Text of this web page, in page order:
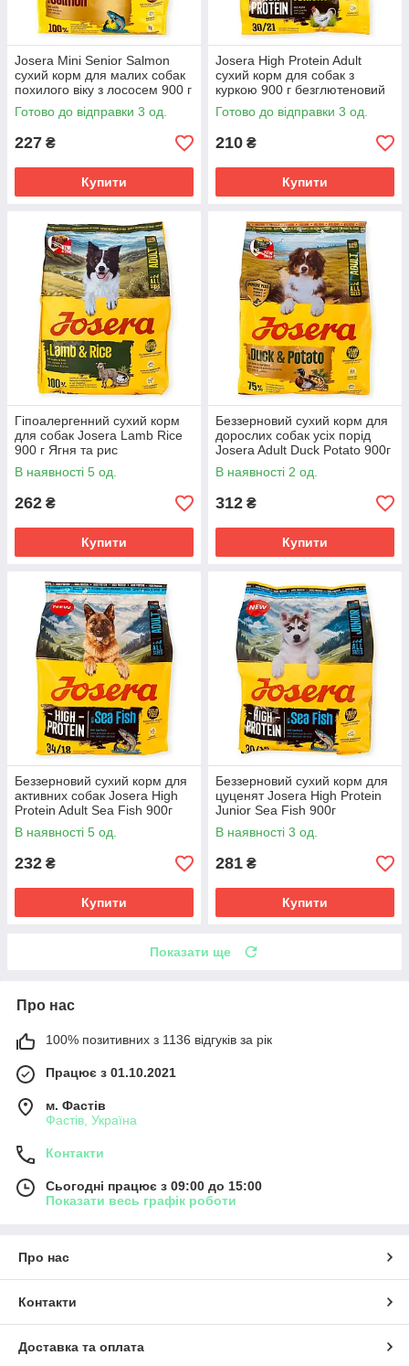
Josera Mini Senior Salmon
сухий корм для малих собак
похилого віку з лососем 900 г
беззерновий
монопротеїновий
Готово до відправки 3 од.
227 ₴
Купити
Josera High Protein Adult
сухий корм для собак з
куркою 900 г безглютеновий
для активних робочих та
спортивних порід
Готово до відправки 3 од.
210 ₴
Купити
Гіпоалергенний сухий корм
для собак Josera Lamb Rice
900 г Ягня та рис
монопротеїновий раціон для
собак із чутливим
травленням
В наявності 5 од.
262 ₴
Купити
Беззерновий сухий корм для
дорослих собак усіх порід
Josera Adult Duck Potato 900г
гіпоалергенний раціон з
качкою
В наявності 2 од.
312 ₴
Купити
Беззерновий сухий корм для
активних собак Josera High
Protein Adult Sea Fish 900г
раціон з морською рибою,
лососем, мідіями
В наявності 5 од.
232 ₴
Купити
Беззерновий сухий корм для
цуценят Josera High Protein
Junior Sea Fish 900г
високоенергетичний раціон з
морською рибою, лососем
В наявності 3 од.
281 ₴
Купити
Показати ще
Про нас
100% позитивних з 1136 відгуків за рік
Працює з 01.10.2021
м. Фастів
Фастів, Україна
Контакти
Сьогодні працює з 09:00 до 15:00
Показати весь графік роботи
Про нас
Контакти
Доставка та оплата